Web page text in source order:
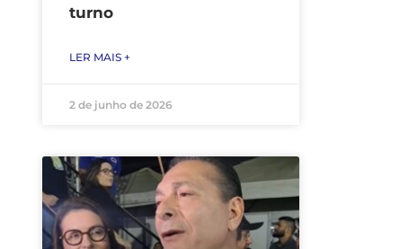
turno
LER MAIS +
2 de junho de 2026